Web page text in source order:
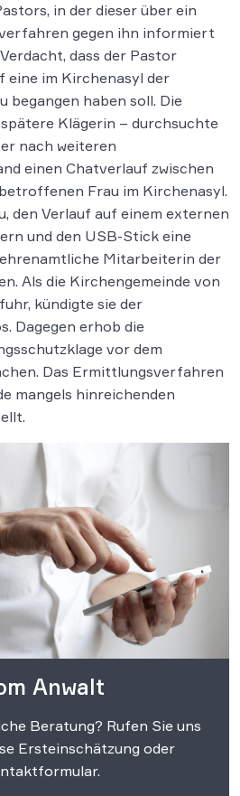
in der dieser über ein
gegen ihn informiert
dass der Pastor
eine im Kirchenasyl der
begangen haben soll. Die
Klägerin – durchsuchte
nach weiteren
einen Chatverlauf zwischen
Frau im Kirchenasyl.
den Verlauf auf einem externen
und den USB-Stick eine
Mitarbeiterin der
Als die Kirchengemeinde von
kündigte sie der
Dagegen erhob die
vor dem
Das Ermittlungsverfahren
mangels hinreichenden
Anwalt
Beratung? Rufen Sie uns
Ersteinschätzung oder